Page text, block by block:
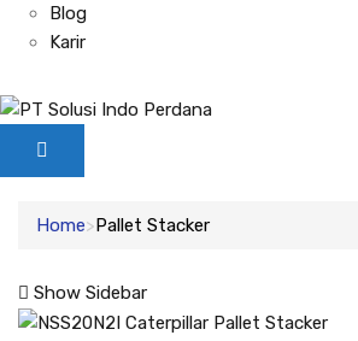
Blog
Karir
Home Pallet Stacker
Show Sidebar